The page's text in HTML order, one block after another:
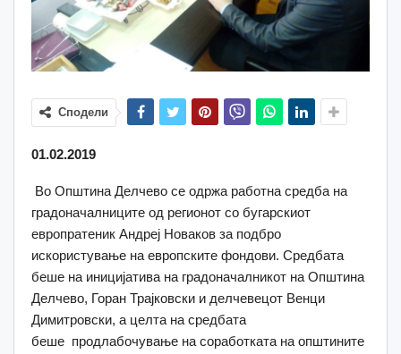
Сподели
01.02.2019
Во Општина Делчево се одржа работна средба на
градоначалниците од регионот со бугарскиот
европратеник Андреј Новаков за подбро
искористување на европските фондови. Средбата
беше на иницијатива на градоначалникот на Општина
Делчево, Горан Трајковски и делчевецот Венци
Димитровски, а целта на средбата
беше продлабочување на соработката на општините